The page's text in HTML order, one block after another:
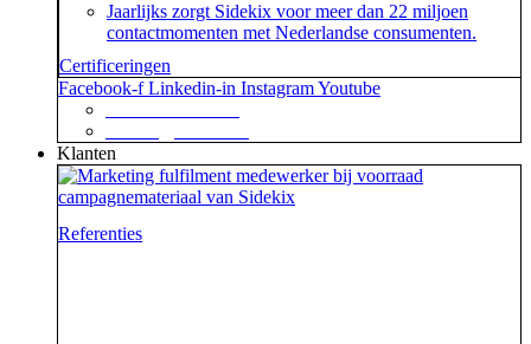
Jaarlijks zorgt Sidekix voor meer dan 22 miljoen
contactmomenten met Nederlandse consumenten.
Certificeringen
Facebook-f Linkedin-in InstagramYoutube
Klanten
Referenties